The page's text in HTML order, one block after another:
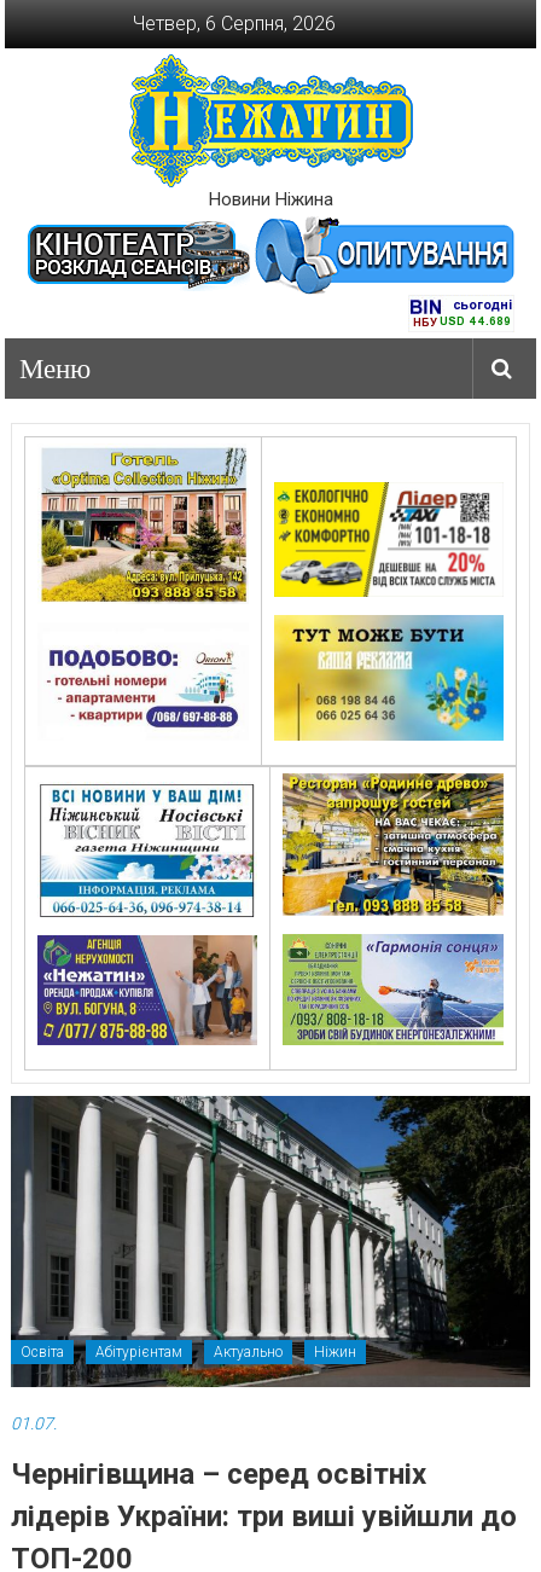
Четвер, 6 Серпня, 2026
Новини Ніжина
Освіта Абітурієнтам Актуально Ніжин
01.07.
Чернігівщина – серед освітніх
лідерів України: три виші увійшли до
ТОП-200